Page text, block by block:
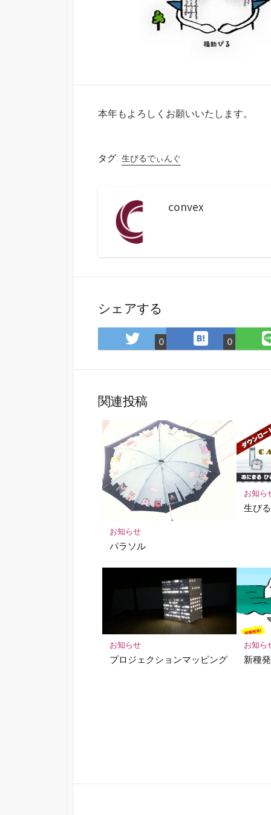
本年もよろしくお願いいたします。
タグ: 生びるでぃんぐ
convex
シェアする
Twitter
で
ア
0 は
て
マ
ー
ク
に
保
0
関連投稿
お知らせ
パラソル
お知ら
生び
お知らせ
プロジェクションマッピング
お知ら
新種